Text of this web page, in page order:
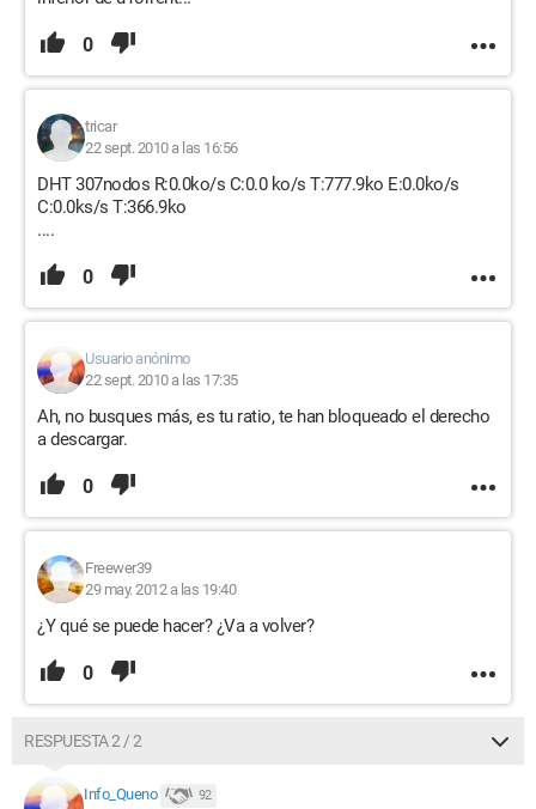
0
tricar
22 sept. 2010 a las 16:56
DHT 307nodos R:0.0ko/s C:0.0 ko/s T:777.9ko E:0.0ko/s
C:0.0ks/s T:366.9ko
....
0
Usuario anónimo
22 sept. 2010 a las 17:35
Ah, no busques más, es tu ratio, te han bloqueado el derecho
a descargar.
0
Freewer39
29 may. 2012 a las 19:40
¿Y qué se puede hacer? ¿Va a volver?
0
RESPUESTA 2 / 2
Info_Queno 92